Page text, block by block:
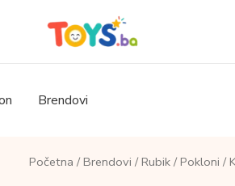
Brendovi
Početna / Brendovi / Rubik/ Pokloni /